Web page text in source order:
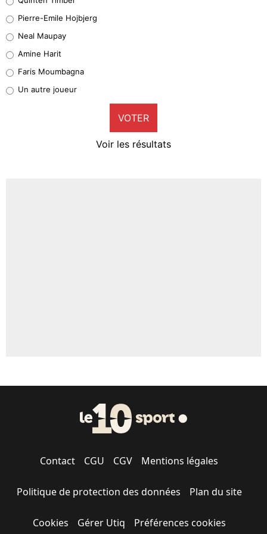
5%
1%
9%
Pierre-Emile Hojbjerg
Neal Maupay
Amine Harit
Faris Moumbagna
Un autre joueur
VOTER
Voir les résultats
Contact CGU CGV Mentions légales
Politique de protection des données Plan du site
Cookies Gérer Utiq Préférences cookies